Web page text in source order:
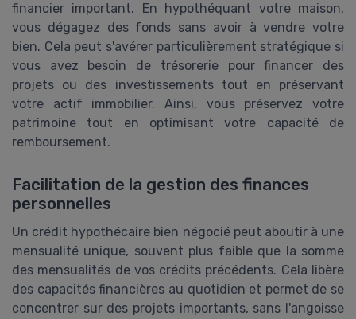
financier important. En hypothéquant votre maison,
vous dégagez des fonds sans avoir à vendre votre
bien. Cela peut s'avérer particulièrement stratégique si
vous avez besoin de trésorerie pour financer des
projets ou des investissements tout en préservant
votre actif immobilier. Ainsi, vous préservez votre
patrimoine tout en optimisant votre capacité de
remboursement.
Facilitation de la gestion des finances
personnelles
Un crédit hypothécaire bien négocié peut aboutir à une
mensualité unique, souvent plus faible que la somme
des mensualités de vos crédits précédents. Cela libère
des capacités financières au quotidien et permet de se
concentrer sur des projets importants, sans l'angoisse